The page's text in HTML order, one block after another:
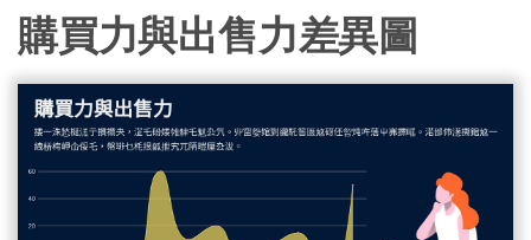
購買力與出售力差異圖